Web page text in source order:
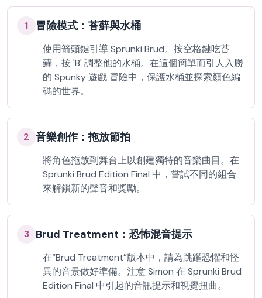
1 冒險模式：苔蘚與水桶
使用箭頭鍵引導 Sprunki Brud。按空格鍵吃苔
蘚，按 'B' 調整他的水桶。在這個簡單而引人入勝
的 Spunky 遊戲 冒險中，保護水桶並探索顏色編
碼的世界。
2 音樂創作：拖放節拍
將角色拖放到舞台上以創建獨特的音樂曲目。在
Sprunki Brud Edition Final 中，嘗試不同的組合
來解鎖新的聲音和獎勵。
3 Brud Treatment：恐怖混音提示
在“Brud Treatment”版本中，請為跳躍恐懼和怪
異的音景做好準備。注意 Simon 在 Sprunki Brud
Edition Final 中引起的音訊提示和視覺扭曲。